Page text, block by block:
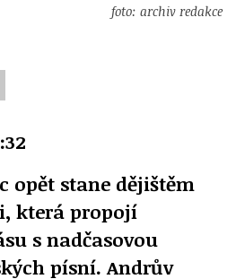
foto: archiv redakce
opět stane dějištěm
která propojí
s nadčasovou
písní. Andrův